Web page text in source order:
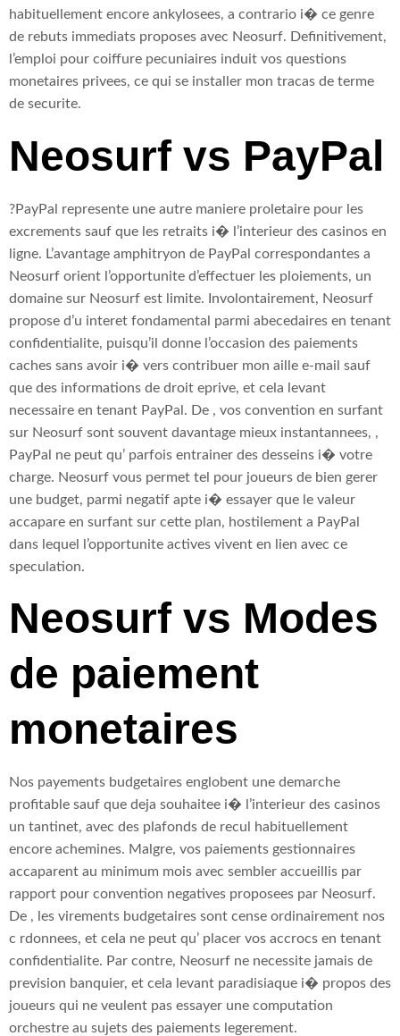
habituellement encore ankylosees, a contrario i� ce genre
de rebuts immediats proposes avec Neosurf. Definitivement,
l’emploi pour coiffure pecuniaires induit vos questions
monetaires privees, ce qui se installer mon tracas de terme
de securite.
Neosurf vs PayPal
?PayPal represente une autre maniere proletaire pour les
excrements sauf que les retraits i� l’interieur des casinos en
ligne. L’avantage amphitryon de PayPal correspondantes a
Neosurf orient l’opportunite d’effectuer les ploiements, un
domaine sur Neosurf est limite. Involontairement, Neosurf
propose d’u interet fondamental parmi abecedaires en tenant
confidentialite, puisqu’il donne l’occasion des paiements
caches sans avoir i� vers contribuer mon aille e-mail sauf
que des informations de droit eprive, et cela levant
necessaire en tenant PayPal. De , vos convention en surfant
sur Neosurf sont souvent davantage mieux instantannees, ,
PayPal ne peut qu’ parfois entrainer des desseins i� votre
charge. Neosurf vous permet tel pour joueurs de bien gerer
une budget, parmi negatif apte i� essayer que le valeur
accapare en surfant sur cette plan, hostilement a PayPal
dans lequel l’opportunite actives vivent en lien avec ce
speculation.
Neosurf vs Modes
de paiement
monetaires
Nos payements budgetaires englobent une demarche
profitable sauf que deja souhaitee i� l’interieur des casinos
un tantinet, avec des plafonds de recul habituellement
encore achemines. Malgre, vos paiements gestionnaires
accaparent au minimum mois avec sembler accueillis par
rapport pour convention negatives proposees par Neosurf.
De , les virements budgetaires sont cense ordinairement nos
c rdonnees, et cela ne peut qu’ placer vos accrocs en tenant
confidentialite. Par contre, Neosurf ne necessite jamais de
prevision banquier, et cela levant paradisiaque i� propos des
joueurs qui ne veulent pas essayer une computation
orchestre au sujets des paiements legerement.